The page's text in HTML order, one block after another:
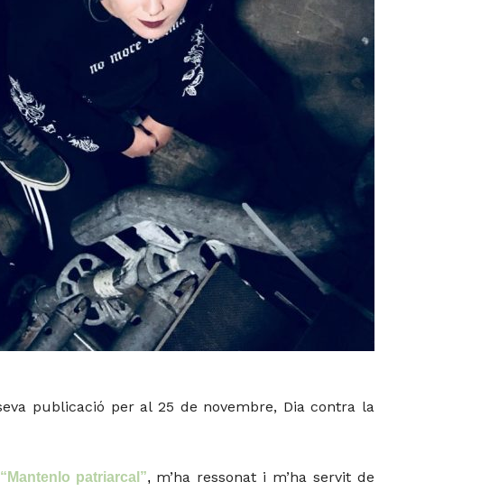
publicació per al 25 de novembre, Dia contra la
“Mantenlo patriarcal”, m’ha ressonat i m’ha servit de